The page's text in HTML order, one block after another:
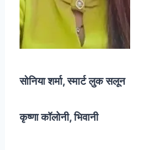
सोनिया शर्मा, स्मार्ट लुक सलून
कृष्णा कॉलोनी, भिवानी